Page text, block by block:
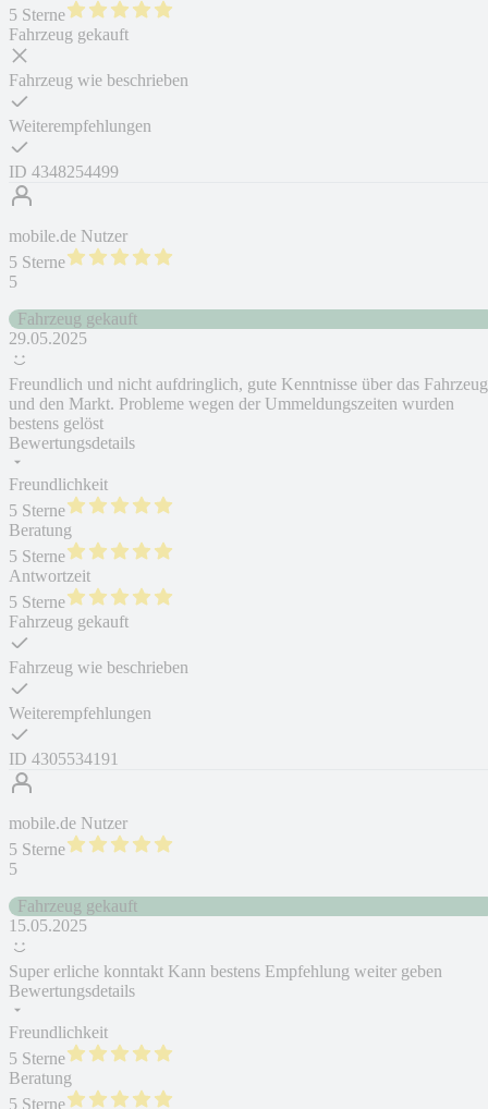
5 Sterne
Fahrzeug gekauft
Fahrzeug wie beschrieben
Weiterempfehlungen
ID 4348254499
mobile.de Nutzer
5 Sterne
5
Fahrzeug gekauft
29.05.2025
Freundlich und nicht aufdringlich, gute Kenntnisse über das Fahrzeug
und den Markt. Probleme wegen der Ummeldungszeiten wurden
bestens gelöst
Bewertungsdetails
Freundlichkeit
5 Sterne
Beratung
5 Sterne
Antwortzeit
5 Sterne
Fahrzeug gekauft
Fahrzeug wie beschrieben
Weiterempfehlungen
ID 4305534191
mobile.de Nutzer
5 Sterne
5
Fahrzeug gekauft
15.05.2025
Super erliche konntakt Kann bestens Empfehlung weiter geben
Bewertungsdetails
Freundlichkeit
5 Sterne
Beratung
5 Sterne